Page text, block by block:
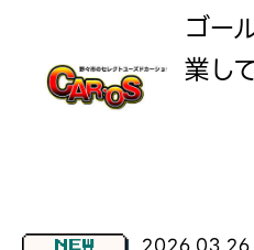
ゴー
業し
NEW